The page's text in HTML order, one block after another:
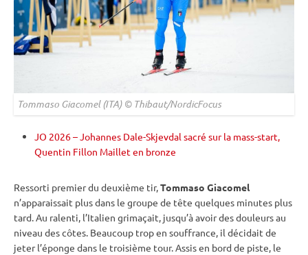
Tommaso Giacomel (ITA) © Thibaut/NordicFocus
JO 2026 – Johannes Dale-Skjevdal sacré sur la mass-start,
Quentin Fillon Maillet en bronze
Ressorti premier du deuxième tir,Tommaso Giacomel
n’apparaissait plus dans le groupe de tête quelques minutes plus
tard. Au ralenti, l’Italien grimaçait, jusqu’à avoir des douleurs au
niveau des côtes. Beaucoup trop en souffrance, il décidait de
jeter l’éponge dans le troisième tour. Assis en bord de piste, le